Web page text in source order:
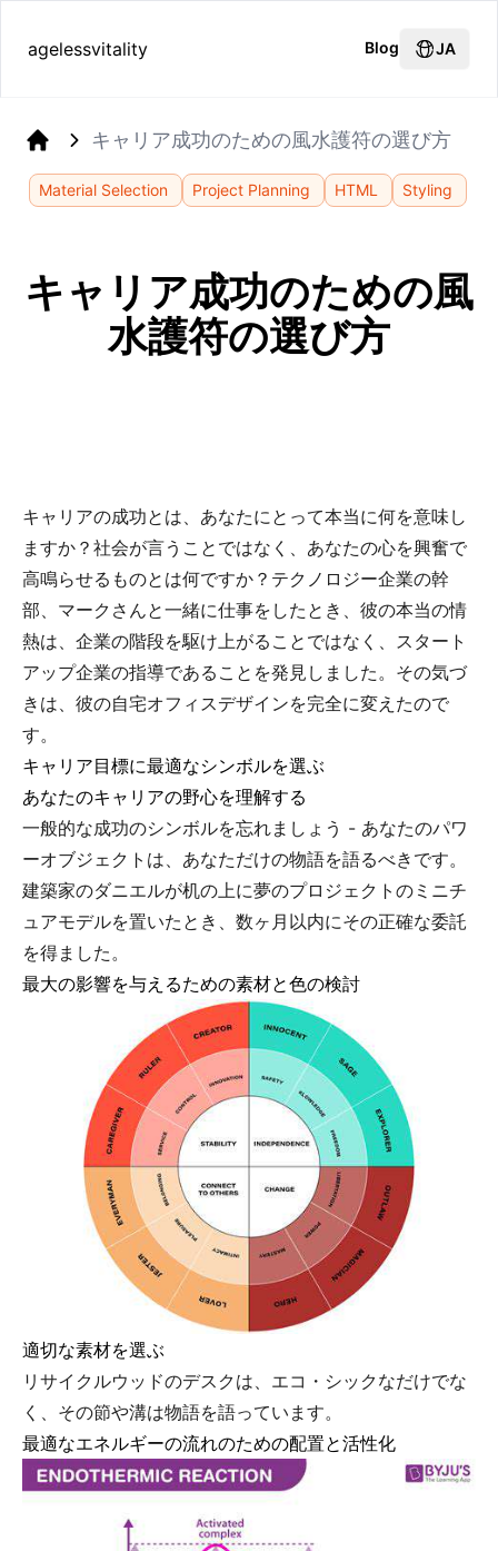
agelessvitality Blog JA
キャリア成功のための風水護符の選び方
Material Selection Project Planning HTML Styling
キャリア成功のための風
水護符の選び方
キャリアの成功とは、あなたにとって本当に何を意味し
ますか？社会が言うことではなく、あなたの心を興奮で
高鳴らせるものとは何ですか？テクノロジー企業の幹
部、マークさんと一緒に仕事をしたとき、彼の本当の情
熱は、企業の階段を駆け上がることではなく、スタート
アップ企業の指導であることを発見しました。その気づ
きは、彼の自宅オフィスデザインを完全に変えたので
す。
キャリア目標に最適なシンボルを選ぶ
あなたのキャリアの野心を理解する
一般的な成功のシンボルを忘れましょう - あなたのパワ
ーオブジェクトは、あなただけの物語を語るべきです。
建築家のダニエルが机の上に夢のプロジェクトのミニチ
ュアモデルを置いたとき、数ヶ月以内にその正確な委託
を得ました。
最大の影響を与えるための素材と色の検討
適切な素材を選ぶ
リサイクルウッドのデスクは、エコ・シックなだけでな
く、その節や溝は物語を語っています。
最適なエネルギーの流れのための配置と活性化